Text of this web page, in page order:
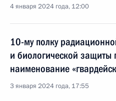
4 января 2024 года, 12:00
10-му полку
и биологической защиты
наименование
3 января 2024 года, 17:55